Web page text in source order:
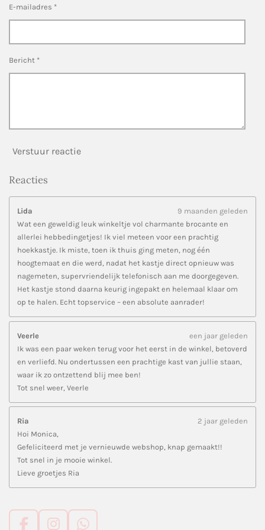
n n
E-mailadres *
Bericht *
Verstuur reactie
Reacties
Lida
9 maanden geleden
Wat een geweldig leuk winkeltje vol charmante brocante en
allerlei hebbedingetjes! Ik viel meteen voor een prachtig
hoekkastje. Ik miste, toen ik thuis ging meten, nog één
hoogtemaat en die werd, nadat het kastje direct opnieuw was
nagemeten, supervriendelijk telefonisch aan me doorgegeven.
Het kastje stond daarna keurig ingepakt en helemaal klaar om
op te halen. Echt topservice – een absolute aanrader!
Veerle
een jaar geleden
Ik was een paar weken terug voor het eerst in de winkel, betoverd
en verliefd. Nu ondertussen een prachtige kast van jullie staan,
waar ik zo ontzettend blij mee ben!
Tot snel weer, Veerle
Ria
2 jaar geleden
Hoi Monica,
Gefeliciteerd met je vernieuwde webshop, knap gemaakt!!
Tot snel in je mooie winkel.
Lieve groetjes Ria